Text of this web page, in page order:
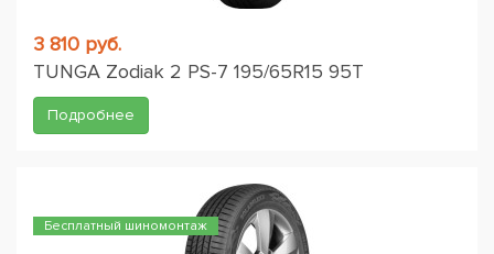
3 810 руб.
TUNGA Zodiak 2 PS-7 195/65R15 95T
Подробнее
Бесплатный шиномонтаж